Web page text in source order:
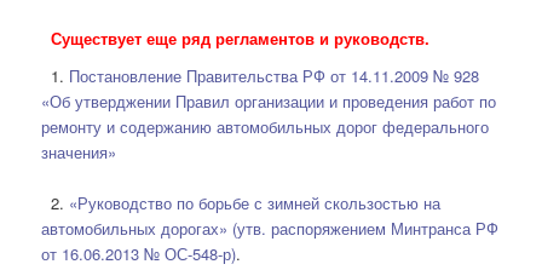
Существует еще ряд регламентов и руководств.
1. Постановление Правительства РФ от 14.11.2009 № 928
«Об утверджении Правил организации и проведения работ по
ремонту и содержанию автомобильных дорог федерального
значения»
2. «Руководство по борьбе с зимней скользостью на
автомобильных дорогах» (утв. распоряжением Минтранса РФ
от 16.06.2013 № ОС-548-р).